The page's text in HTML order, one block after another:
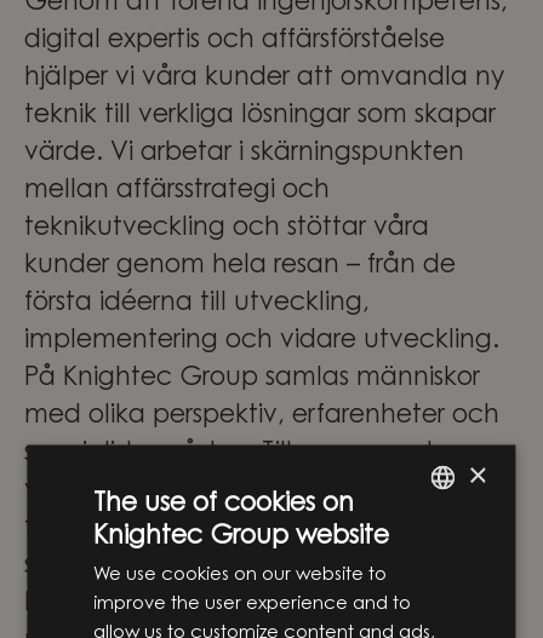
digital expertis och affärsförståelse
hjälper vi våra kunder att omvandla ny
teknik till verkliga lösningar som skapar
värde. Vi arbetar i skärningspunkten
mellan affärsstrategi och
teknikutveckling och stöttar våra
kunder genom hela resan – från de
första idéerna till utveckling,
implementering och vidare utveckling.
På Knightec Group samlas människor
med olika perspektiv, erfarenheter och
specialistområden. Tillsammans skapar
vi innovation som gör verklig skillnad –
för företag, människor och samhället i
stort.
För våra medarbetare innebär det stora
×
The use of cookies on
Knightec Group website
We use cookies on our website to
improve the user experience and to
allow us to customize content and ads,